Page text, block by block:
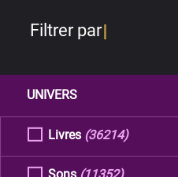
Filtrer par
UNIVERS
Livres (36214)